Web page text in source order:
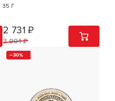
35 Г
2 731 ₽
3 901 ₽
1 ШТ
30